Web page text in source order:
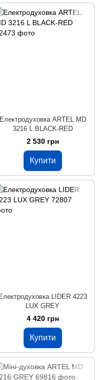
Електродуховка ARTEL MD
3216 L BLACK-RED
2 530 грн
Купити
Електродуховка LIDER 4223
LUX GREY
4 420 грн
Купити